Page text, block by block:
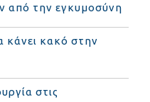
από την εγκυμοσύνη
κάνει κακό στην
στις